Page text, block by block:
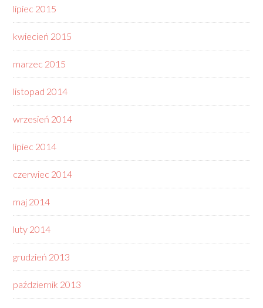
lipiec 2015
kwiecień 2015
marzec 2015
listopad 2014
wrzesień 2014
lipiec 2014
czerwiec 2014
maj 2014
luty 2014
grudzień 2013
październik 2013